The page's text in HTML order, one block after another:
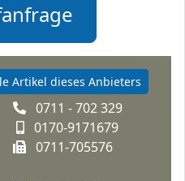
Artikel dieses Anbieters
0711 - 702 329
0170-9171679
0711-705576